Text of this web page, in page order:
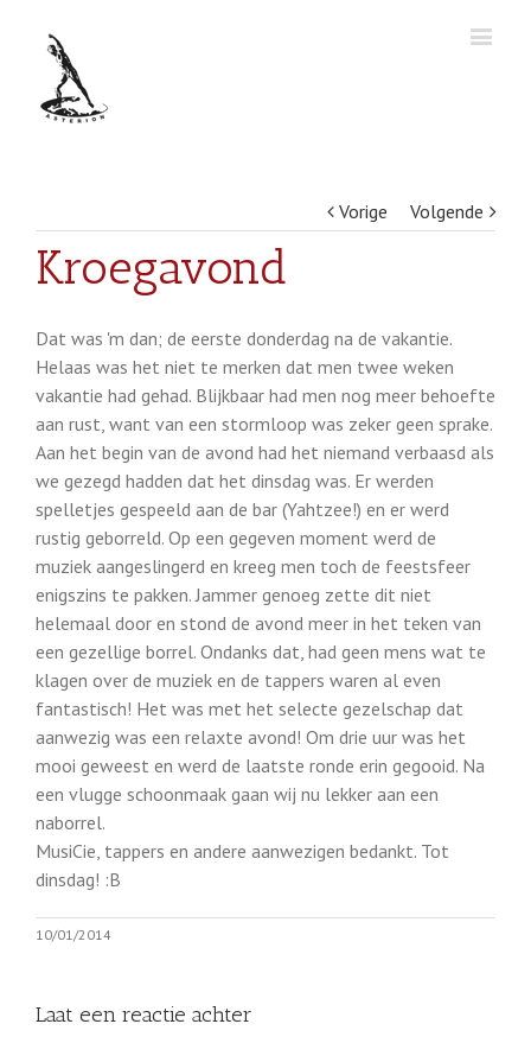
Vorige Volgende
Kroegavond
Dat was 'm dan; de eerste donderdag na de vakantie.
Helaas was het niet te merken dat men twee weken
vakantie had gehad. Blijkbaar had men nog meer behoefte
aan rust, want van een stormloop was zeker geen sprake.
Aan het begin van de avond had het niemand verbaasd als
we gezegd hadden dat het dinsdag was. Er werden
spelletjes gespeeld aan de bar (Yahtzee!) en er werd
rustig geborreld. Op een gegeven moment werd de
muziek aangeslingerd en kreeg men toch de feestsfeer
enigszins te pakken. Jammer genoeg zette dit niet
helemaal door en stond de avond meer in het teken van
een gezellige borrel. Ondanks dat, had geen mens wat te
klagen over de muziek en de tappers waren al even
fantastisch! Het was met het selecte gezelschap dat
aanwezig was een relaxte avond! Om drie uur was het
mooi geweest en werd de laatste ronde erin gegooid. Na
een vlugge schoonmaak gaan wij nu lekker aan een
naborrel.
MusiCie, tappers en andere aanwezigen bedankt. Tot
dinsdag! :B
10/01/2014
Laat een reactie achter